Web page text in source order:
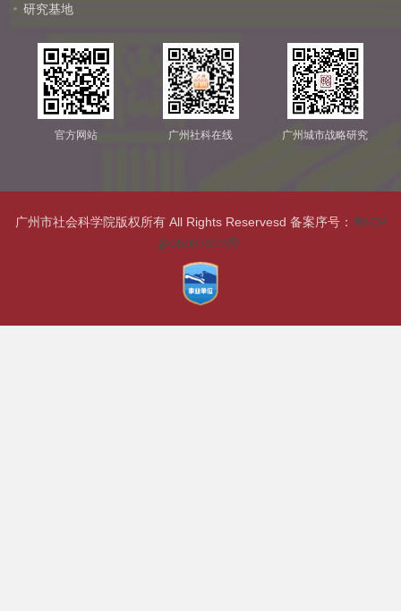
研究基地
官方网站 广州社科在线 广州城市战略研究
广州市社会科学院版权所有 All Rights Reservesd 备案序号： 粤ICP
备05087679号